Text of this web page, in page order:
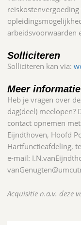
arbeidsvoorwaarden
Solliciteren
Solliciteren kan via:
Meer informatie
Heb je vragen over
dag(deel) meelopen?
contact opnemen
Eijndthoven, Hoofd
Hartfunctieafdeling,
e‑mail:
Acquisitie n.a.v. deze